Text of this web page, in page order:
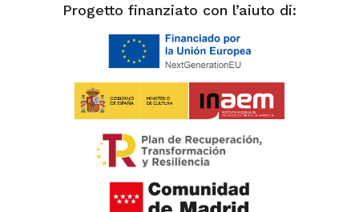
Progetto finanziato con l’aiuto di: